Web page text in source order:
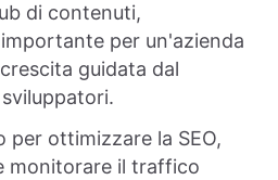
di contenuti,
per un'azienda
guidata dal
per ottimizzare la SEO,
monitorare il traffico